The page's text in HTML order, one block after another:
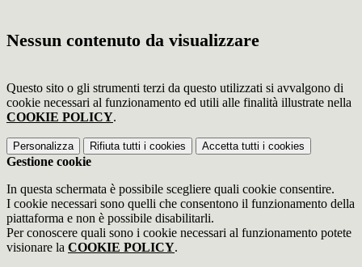
Nessun contenuto da visualizzare
Questo sito o gli strumenti terzi da questo utilizzati si avvalgono di
cookie necessari al funzionamento ed utili alle finalità illustrate nella
COOKIE POLICY.
Personalizza Rifiuta tutti i cookies Accetta tutti i cookies
Gestione cookie
In questa schermata è possibile scegliere quali cookie consentire.
I cookie necessari sono quelli che consentono il funzionamento della
piattaforma e non è possibile disabilitarli.
Per conoscere quali sono i cookie necessari al funzionamento potete
visionare la COOKIE POLICY.